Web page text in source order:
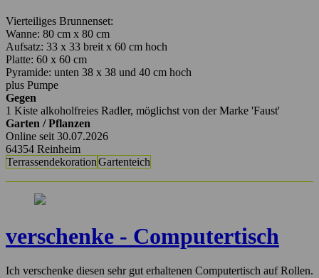
Vierteiliges Brunnenset:
Wanne: 80 cm x 80 cm
Aufsatz: 33 x 33 breit x 60 cm hoch
Platte: 60 x 60 cm
Pyramide: unten 38 x 38 und 40 cm hoch
plus Pumpe
Gegen
1 Kiste alkoholfreies Radler, möglichst von der Marke 'Faust'
Garten / Pflanzen
Online seit 30.07.2026
64354 Reinheim
TerrassendekorationGartenteich
verschenke - Computertisch
Ich verschenke diesen sehr gut erhaltenen Computertisch auf Rollen.